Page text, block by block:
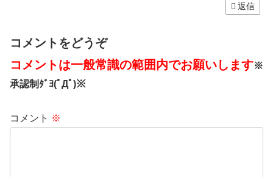
返信
コメントをどうぞ
コメントは一般常識の範囲内でお願いします※
承認制ﾀﾞﾖ(ﾟДﾟ)※
コメント ※